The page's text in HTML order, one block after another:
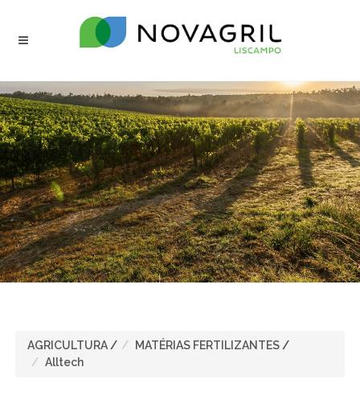
AGRICULTURA / MATÉRIAS FERTILIZANTES /
Alltech